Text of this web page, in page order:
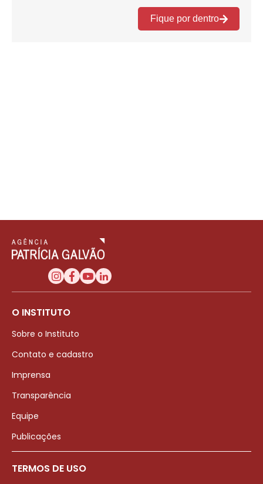
O INSTITUTO
Sobre o Instituto
Contato e cadastro
Imprensa
Transparência
Equipe
Publicações
TERMOS DE USO